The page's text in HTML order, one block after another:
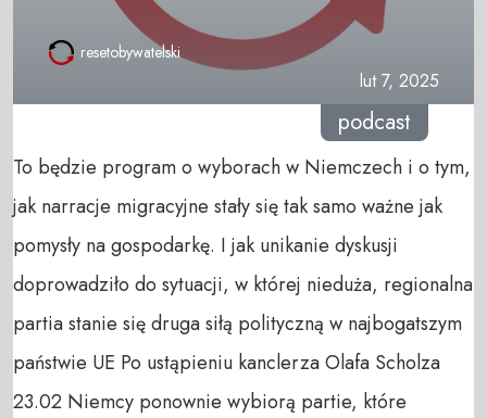
resetobywatelski
lut 7, 2025
podcast
To będzie program o wyborach w Niemczech i o tym,
jak narracje migracyjne stały się tak samo ważne jak
pomysły na gospodarkę. I jak unikanie dyskusji
doprowadziło do sytuacji, w której nieduża, regionalna
partia stanie się druga siłą polityczną w najbogatszym
państwie UE Po ustąpieniu kanclerza Olafa Scholza
23.02 Niemcy ponownie wybiorą partie, które